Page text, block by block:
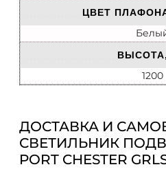
ЦВЕТ
1200
ДОСТАВКА И
СВЕТИЛЬНИК
PORT CHESTER